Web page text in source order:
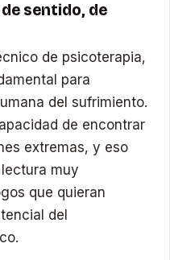
sentido, de
de psicoterapia,
para
del sufrimiento.
de encontrar
extremas, y eso
muy
que quieran
del